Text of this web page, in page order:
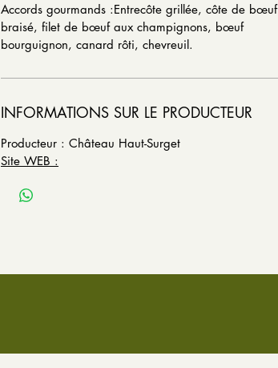
Accords gourmands :Entrecôte grillée, côte de bœuf
braisé, filet de bœuf aux champignons, bœuf
bourguignon, canard rôti, chevreuil.
INFORMATIONS SUR LE PRODUCTEUR
Producteur : Château Haut-Surget
Site WEB :